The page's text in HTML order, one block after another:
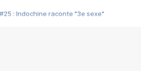
#25 : Indochine raconte "3e sexe"